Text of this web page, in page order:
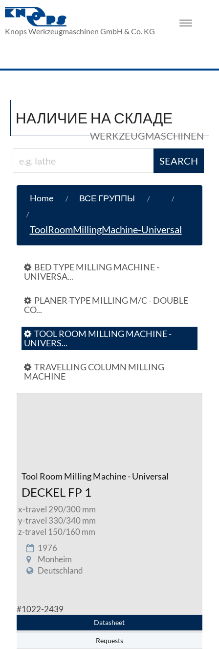
Knops Werkzeugmaschinen GmbH & Co. KG
Toggle
НАЛИЧИЕ НА СКЛАДЕ
WERKZEUGMASCHINEN
SEARCH
Home ВСЕ ГРУППЫ
ToolRoomMillingMachine-Universal
BED TYPE MILLING MACHINE -
UNIVERSA...
PLANER-TYPE MILLING M/C - DOUBLE
CO...
TOOL ROOM MILLING MACHINE -
UNIVERS...
TRAVELLING COLUMN MILLING
MACHINE
Tool Room Milling Machine - Universal
DECKEL FP 1
x-travel 290/300 mm
y-travel 330/340 mm
z-travel 150/160 mm
1976
Monheim
Deutschland
#1022-2439
Datasheet
Requests